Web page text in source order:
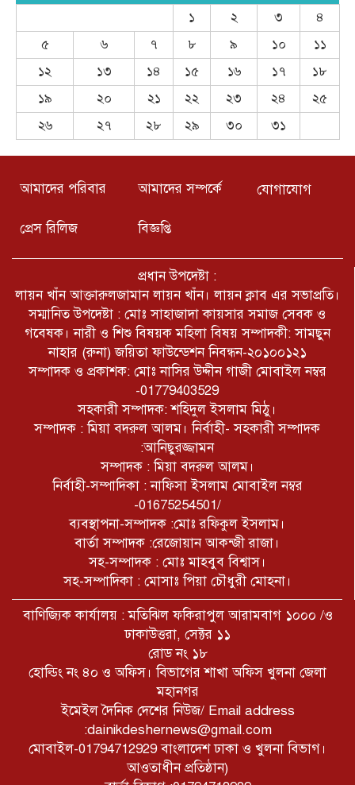
Nejlepší online casina v roce
2026: kompletní průvodce
výběrem
Nejlepší online casina v roce
2026: kompletní průvodce
výběrem
সমাবেশ ও মতবিনিময় সভা অনুষ্ঠিত
উপস্থিত ছিলেন খুলনা জেলার পুলিশ সুপার
মোঃ তাজুল ইসলাম।
যুক্তরাষ্ট্রের আইডাহো অঙ্গরাজ্যের টুইন
ফলস শহরে একটি শপিং সেন্টারে এক
বন্দুকধারীর গুলিতে তিনজন নিহত
হয়েছে।খবর আইবিএননিউজ।
সারাদেশে আইনশৃঙ্খলা বাহিনীর বিরুদ্ধে
চলমান মিথ্যা প্রোপাগান্ডার ঘৃণিত
ষড়যন্ত্রের শিকার রাজশাহী কারাগার এর
নিরপরাধ কারারক্ষী জহুরুল।
৫ আগষ্ট কক্সবাজার জেলা প্রেসক্লাব
কর্তৃক আয়োজিত জুলাই অভ্যূত্থান দিবস
উপলক্ষে আলোচনা সভা ও দোয়া
মাহফিল অনুষ্ঠিত
১
২ ৩
৪
৫
৬ ৭ ৮ ৯ ১০
১১
১২
১৩ ১৪ ১৫ ১৬ ১৭
১৮
১৯
২০ ২১ ২২ ২৩ ২৪
২৫
২৬
২৭ ২৮ ২৯ ৩০ ৩১
আমাদের পরিবার আমাদের সম্পর্কে যোগাযোগ
প্রেস রিলিজ বিজ্ঞপ্তি
প্রধান উপদেষ্টা :
লায়ন খাঁন আক্তারুলজামান লায়ন খাঁন। লায়ন ক্লাব এর সভাপ্রতি।
সম্মানিত উপদেষ্টা : মোঃ সাহাজাদা কায়সার সমাজ সেবক ও
গবেষক। নারী ও শিশু বিষয়ক মহিলা বিষয় সম্পাদকী: সামছুন
নাহার (রুনা) জয়িতা ফাউন্ডেশন নিবন্ধন-২০১০০১২১
সম্পাদক ও প্রকাশক: মোঃ নাসির উদ্দীন গাজী মোবাইল নম্বর
-01779403529
সহকারী সম্পাদক: শহিদুল ইসলাম মিঠু।
সম্পাদক : মিয়া বদরুল আলম। নির্বাহী- সহকারী সম্পাদক
:আনিছুরজ্জামন
সম্পাদক : মিয়া বদরুল আলম।
নির্বাহী-সম্পাদিকা : নাফিসা ইসলাম মোবাইল নম্বর
-01675254501/
ব্যবস্থাপনা-সম্পাদক :মোঃ রফিকুল ইসলাম।
বার্তা সম্পাদক :রেজোয়ান আকন্জী রাজা।
সহ-সম্পাদক : মোঃ মাহবুব বিশ্বাস।
সহ-সম্পাদিকা : মোসাঃ পিয়া চৌধুরী মোহনা।
বাণিজ্যিক কার্যালয় : মতিঝিল ফকিরাপুল আরামবাগ ১০০০ /ও
ঢাকাউত্তরা, সেক্টর ১১
রোড নং ১৮
হোল্ডিং নং ৪০ ও অফিস। বিভাগের শাখা অফিস খুলনা জেলা
মহানগর
ইমেইল দৈনিক দেশের নিউজ/ Email address
:dainikdeshernews@gmail.com
মোবাইল-01794712929 বাংলাদেশ ঢাকা ও খুলনা বিভাগ।
আওতাধীন প্রতিষ্ঠান)